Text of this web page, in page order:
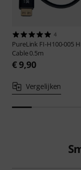
4
PureLink FI-H100-005
Cable 0.5m
€ 9,90
Vergelijken